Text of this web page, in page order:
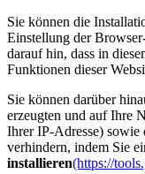
Sie können die
Einstellung der
darauf hin, dass in
Funktionen dieser
Sie können darüber
erzeugten und auf Ihre
Ihrer IP-Adresse) sowie
verhindern, indem Sie
installieren(https://